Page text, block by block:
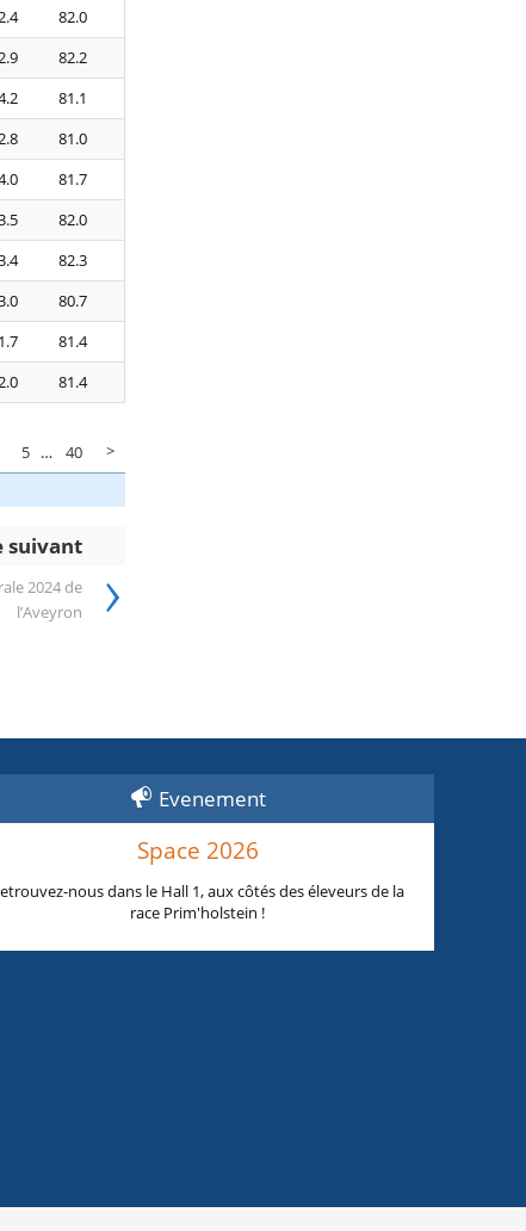
82.0
82.2
81.1
81.0
81.7
82.0
82.3
80.7
81.4
81.4
5 … 40
>
suivant
2024 de
l’Aveyron
›
Evenement
Space 2026
nous dans le Hall 1, aux côtés des éleveurs de la
race Prim'holstein !